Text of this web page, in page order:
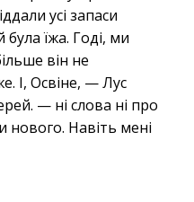
усі запаси
їжа. Годі, ми
він не
І, Освіне, — Лус
— ні слова ні про
нового. Навіть мені